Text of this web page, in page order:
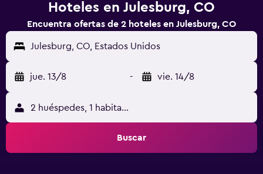
Hoteles en Julesburg, CO
Encuentra ofertas de 2 hoteles en Julesburg, CO
Julesburg, CO, Estados Unidos
jue. 13/8 - vie. 14/8
2 huéspedes, 1 habitación
Buscar